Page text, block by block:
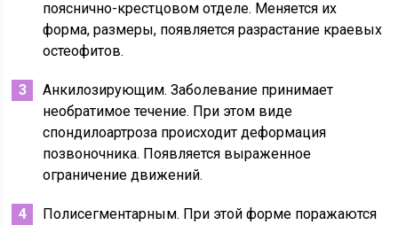
пояснично-крестцовом отделе. Меняется их
форма, размеры, появляется разрастание краевых
остеофитов.
Анкилозирующим. Заболевание принимает
необратимое течение. При этом виде
спондилоартроза происходит деформация
позвоночника. Появляется выраженное
ограничение движений.
Полисегментарным. При этой форме поражаются